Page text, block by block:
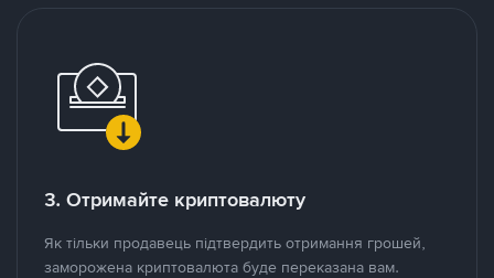
3. Отримайте криптовалюту
Як тільки продавець підтвердить отримання грошей,
заморожена криптовалюта буде переказана вам.